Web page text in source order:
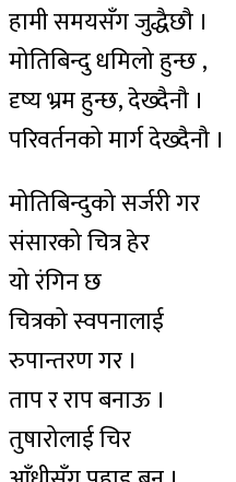
हामी समयसँग जुद्धैछौ ।
मोतिबिन्दु धमिलो हुन्छ ,
दृष्य भ्रम हुन्छ, देख्दैनौ ।
परिवर्तनको मार्ग देख्दैनौ ।
मोतिबिन्दुको सर्जरी गर
संसारको चित्र हेर
यो रंगिन छ
चित्रको स्वपनालाई
रुपान्तरण गर ।
ताप र राप बनाऊ ।
तुषारोलाई चिर